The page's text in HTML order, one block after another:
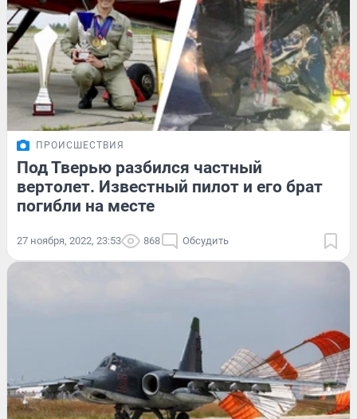
ПРОИСШЕСТВИЯ
Под Тверью разбился частный
вертолет. Известный пилот и его брат
погибли на месте
27 ноября, 2022, 23:53 868 Обсудить